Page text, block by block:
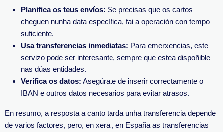
Planifica os teus envíos: Se precisas que os cartos
cheguen nunha data específica, fai a operación con tempo
suficiente.
Usa transferencias inmediatas: Para emerxencias, este
servizo pode ser interesante, sempre que estea dispoñible
nas dúas entidades.
Verifica os datos: Asegúrate de inserir correctamente o
IBAN e outros datos necesarios para evitar atrasos.
En resumo, a resposta a canto tarda unha transferencia depende
de varios factores, pero, en xeral, en España as transferencias